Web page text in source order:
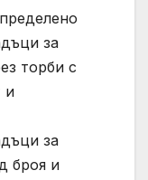
за
торби с
и
за
броя и